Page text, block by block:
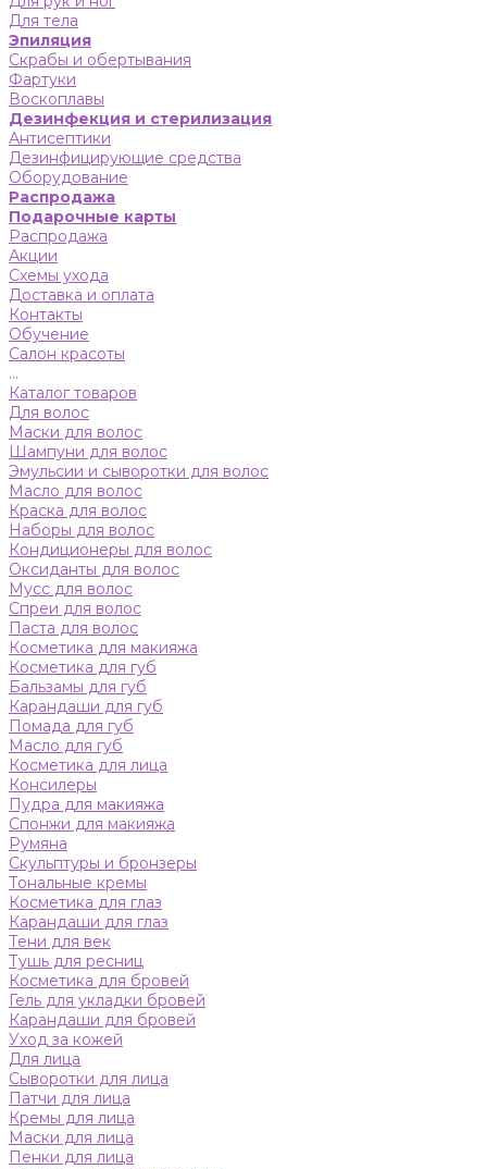
Для тела
Эпиляция
Скрабы и обертывания
Фартуки
Воскоплавы
Дезинфекция и стерилизация
Антисептики
Дезинфицирующие средства
Оборудование
Распродажа
Подарочные карты
Распродажа
Акции
Схемы ухода
Доставка и оплата
Контакты
Обучение
Салон красоты
...
Каталог товаров
Для волос
Маски для волос
Шампуни для волос
Эмульсии и сыворотки для волос
Масло для волос
Краска для волос
Наборы для волос
Кондиционеры для волос
Оксиданты для волос
Мусс для волос
Спреи для волос
Паста для волос
Косметика для макияжа
Косметика для губ
Бальзамы для губ
Карандаши для губ
Помада для губ
Масло для губ
Косметика для лица
Консилеры
Пудра для макияжа
Спонжи для макияжа
Румяна
Скульптуры и бронзеры
Тональные кремы
Косметика для глаз
Карандаши для глаз
Тени для век
Тушь для ресниц
Косметика для бровей
Гель для укладки бровей
Карандаши для бровей
Уход за кожей
Для лица
Сыворотки для лица
Патчи для лица
Кремы для лица
Маски для лица
Пенки для лица